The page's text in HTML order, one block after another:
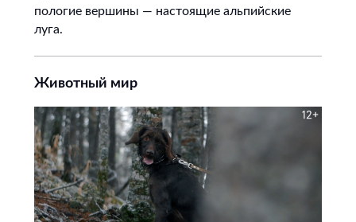
пологие вершины — настоящие альпийские
луга.
Животный мир